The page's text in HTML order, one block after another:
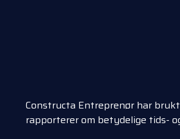
Constructa Entreprenør har brukt
rapporterer om betydelige tids-